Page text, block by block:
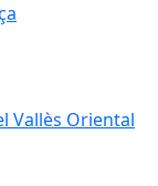
Vallès Oriental